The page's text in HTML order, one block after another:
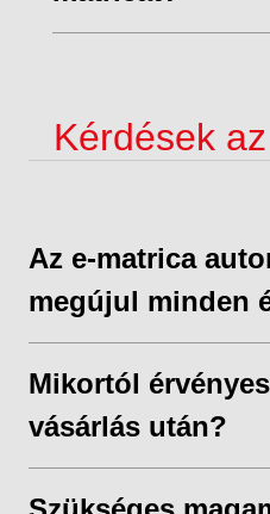
Kérdések
Az e-matrica
megújul minden
Mikortól
vásárlás után?